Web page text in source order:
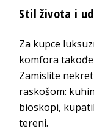
Stil života i
Za kupce
komfora
Zamislite
raskošom:
bioskopi,
tereni.